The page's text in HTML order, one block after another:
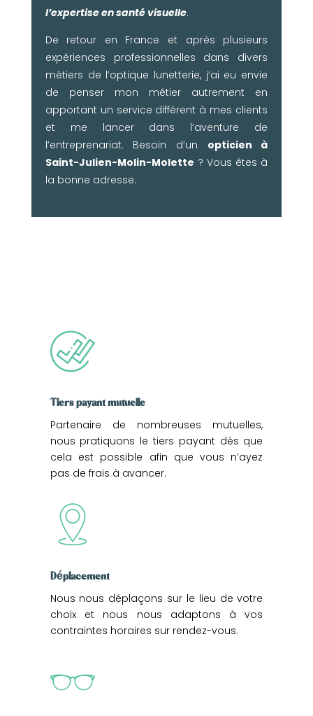
l’expertise en santé visuelle.
De retour en France et après plusieurs
expériences professionnelles dans divers
métiers de l’optique lunetterie, j’ai eu envie
de penser mon métier autrement en
apportant un service différent à mes clients
et me lancer dans l’aventure de
l’entreprenariat. Besoin d’un opticien à
Saint-Julien-Molin-Molette ? Vous êtes à
la bonne adresse.
Tiers payant mutuelle
Partenaire de nombreuses mutuelles,
nous pratiquons le tiers payant dès que
cela est possible afin que vous n’ayez
pas de frais à avancer.
Déplacement
Nous nous déplaçons sur le lieu de votre
choix et nous nous adaptons à vos
contraintes horaires sur rendez-vous.